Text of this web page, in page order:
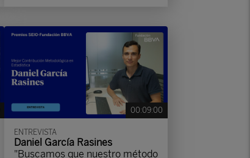
00:09:00
ENTREVISTA
Daniel García Rasines
"Buscamos que nuestro método